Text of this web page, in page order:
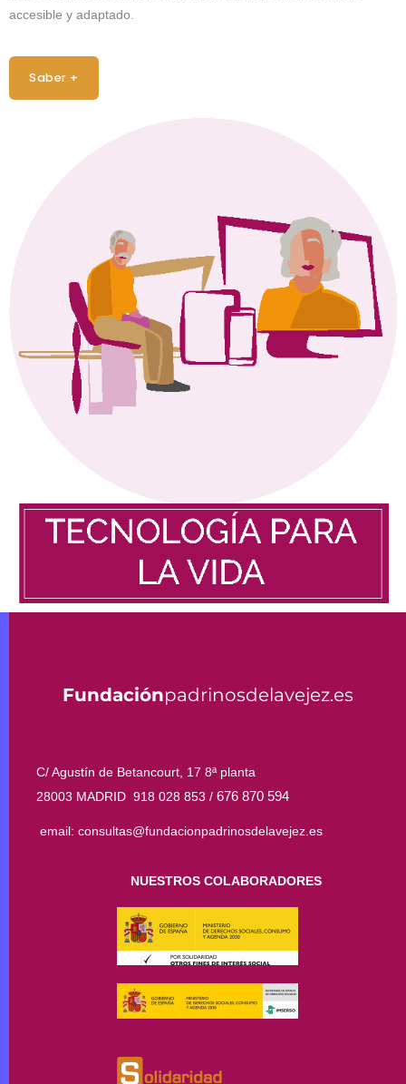
accesible y adaptado.
Saber +
Fundaciónpadrinosdelavejez.es
C/ Agustín de Betancourt, 17 8ª planta
28003 MADRID 918 028 853 / 676 870 594
email: consultas@fundacionpadrinosdelavejez.es
NUESTROS COLABORADORES